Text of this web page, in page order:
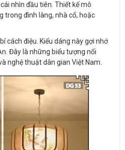
nhìn đầu tiên. Thiết kế mô
trong đình làng, nhà cổ, hoặc
cách điệu. Kiểu dáng này gợi nhớ
Đây là những biểu tượng nổi
nghệ thuật dân gian Việt Nam.